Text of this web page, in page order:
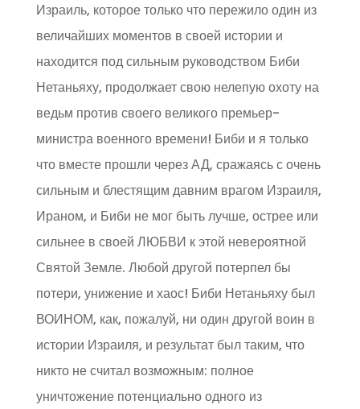
Израиль, которое только что пережило один из
величайших моментов в своей истории и
находится под сильным руководством Биби
Нетаньяху, продолжает свою нелепую охоту на
ведьм против своего великого премьер-
министра военного времени! Биби и я только
что вместе прошли через АД, сражаясь с очень
сильным и блестящим давним врагом Израиля,
Ираном, и Биби не мог быть лучше, острее или
сильнее в своей ЛЮБВИ к этой невероятной
Святой Земле. Любой другой потерпел бы
потери, унижение и хаос! Биби Нетаньяху был
ВОИНОМ, как, пожалуй, ни один другой воин в
истории Израиля, и результат был таким, что
никто не считал возможным: полное
уничтожение потенциально одного из